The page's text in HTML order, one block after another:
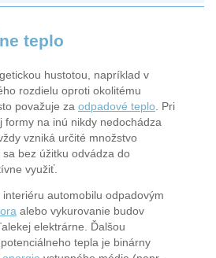
teplo
hustotou, napríklad v
rozdielu oproti okolitému
považuje za odpadové teplo . Pri
formy na inú nikdy nedochádza
vzniká určité množstvo
bez úžitku odvádza do
využiť.
automobilu odpadovým
alebo vykurovanie budov
elektrárne. Ďalšou
tepla je binárny